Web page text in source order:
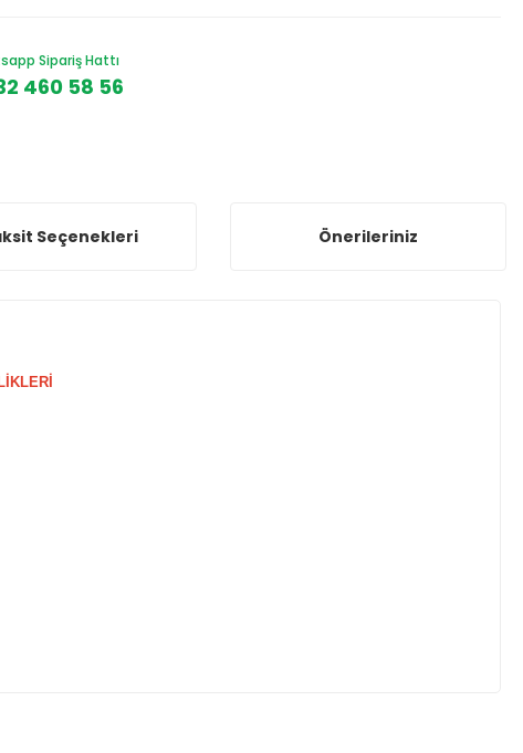
Sipariş Hattı
460 58 56
Seçenekleri Önerileriniz